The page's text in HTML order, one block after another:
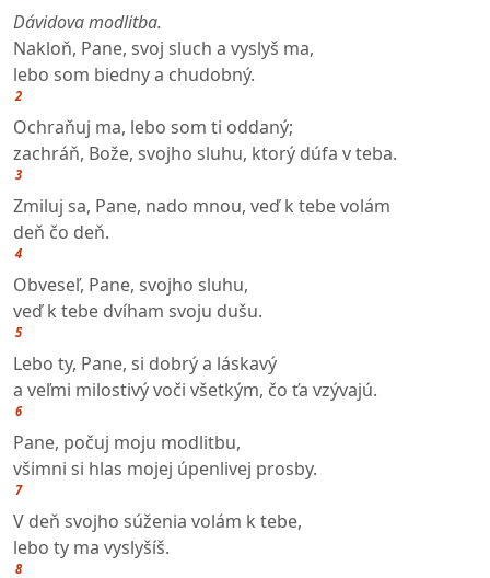
Dávidova modlitba.
Nakloň, Pane, svoj sluch a vyslyš ma,
lebo som biedny a chudobný.
2
Ochraňuj ma, lebo som ti oddaný;
zachráň, Bože, svojho sluhu, ktorý dúfa v teba.
3
Zmiluj sa, Pane, nado mnou, veď k tebe volám
deň čo deň.
4
Obveseľ, Pane, svojho sluhu,
veď k tebe dvíham svoju dušu.
5
Lebo ty, Pane, si dobrý a láskavý
a veľmi milostivý voči všetkým, čo ťa vzývajú.
6
Pane, počuj moju modlitbu,
všimni si hlas mojej úpenlivej prosby.
7
V deň svojho súženia volám k tebe,
lebo ty ma vyslyšíš.
8